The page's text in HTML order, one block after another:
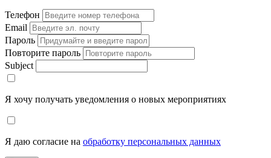
Телефон
Email
Пароль
Повторите пароль
Subject
Я хочу получать уведомления о новых мероприятиях
Я даю согласие на обработку персональных данных